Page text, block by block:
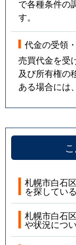
で各種条件の
す。
代金の受領
売買代金を受
及び所有権の
ある場合には
札幌市白石
を探している
札幌市白石
や状況につ